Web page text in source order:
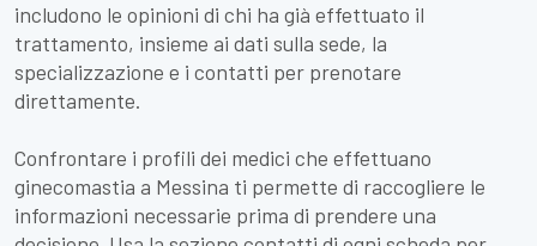
includono le opinioni di chi ha già effettuato il
trattamento, insieme ai dati sulla sede, la
specializzazione e i contatti per prenotare
direttamente.
Confrontare i profili dei medici che effettuano
ginecomastia a Messina ti permette di raccogliere le
informazioni necessarie prima di prendere una